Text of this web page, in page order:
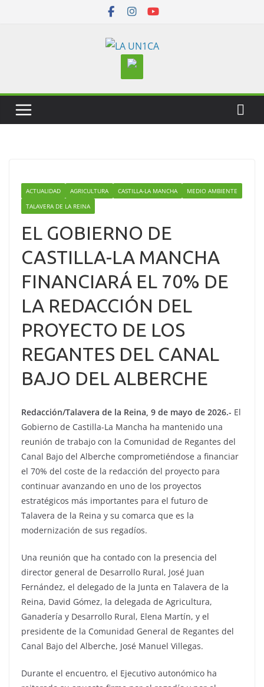
ACTUALIDAD AGRICULTURA CASTILLA-LA MANCHA
MEDIO AMBIENTE
TALAVERA DE LA REINA
EL GOBIERNO DE
CASTILLA-LA MANCHA
FINANCIARÁ EL 70% DE
LA REDACCIÓN DEL
PROYECTO DE LOS
REGANTES DEL CANAL
BAJO DEL ALBERCHE
Redacción/Talavera de la Reina, 9 de mayo de 2026.- El
Gobierno de Castilla-La Mancha ha mantenido una
reunión de trabajo con la Comunidad de Regantes del
Canal Bajo del Alberche comprometiéndose a financiar
el 70% del coste de la redacción del proyecto para
continuar avanzando en uno de los proyectos
estratégicos más importantes para el futuro de
Talavera de la Reina y su comarca que es la
modernización de sus regadíos.
Una reunión que ha contado con la presencia del
director general de Desarrollo Rural, José Juan
Fernández, el delegado de la Junta en Talavera de la
Reina, David Gómez, la delegada de Agricultura,
Ganadería y Desarrollo Rural, Elena Martín, y el
presidente de la Comunidad General de Regantes del
Canal Bajo del Alberche, José Manuel Villegas.
Durante el encuentro, el Ejecutivo autonómico ha